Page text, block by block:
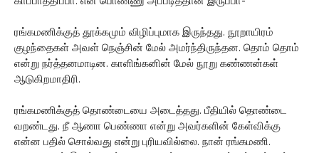
ரங்கமணிக்குத் தூக்கமும் விழிப்புமாக இருந்தது. நூறாயிரம்
குழந்தைகள் அவள் நெஞ்சின் மேல் அமர்ந்திருந்தன. தொம் தொம்
என்று நர்த்தனமாடின. காளிங்கனின் மேல் நூறு கண்ணன்கள்
ஆடுகிறமாதிரி.
ரங்கமணிக்குத் தொண்டையை அடைத்தது. பீதியில் தொண்டை
வறண்டது. நீ ஆணா பெண்ணா என்று அவர்களின் கேள்விக்கு
என்ன பதில் சொல்வது என்று புரியவில்லை. நான் ரங்கமணி.